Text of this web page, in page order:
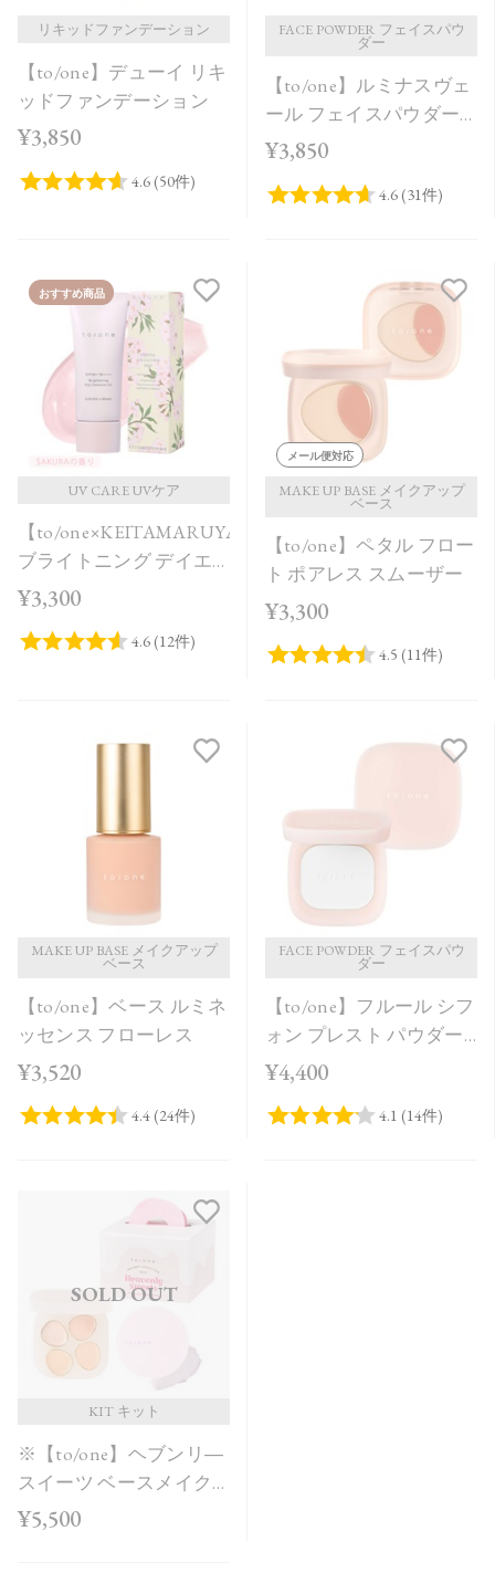
リキッドファンデーション
【to/one】デューイ リキ
ッドファンデーション
¥3,850
FACE POWDER フェイスパウ
ダー
【to/one】ルミナスヴェ
ール フェイスパウダー
＜全2色＞
¥3,850
おすすめ商品
UV CARE UVケア
【to/one×KEITAMARUYAMA】
ブライトニング デイエ
ッセンス UV SAKURA in
¥3,300
メール便対応
MAKE UP BASE メイクアップ
ベース
【to/one】ペタル フロー
ト ポアレス スムーザー
¥3,300
MAKE UP BASE メイクアップ
ベース
【to/one】ベース ルミネ
ッセンス フローレス
¥3,520
FACE POWDER フェイスパウ
ダー
【to/one】フルール シフ
ォン プレスト パウダー
［00］
¥4,400
SOLD OUT
KIT キット
※【to/one】ヘブンリ―
スイーツ ベースメイク
ボックス＜Holiday
¥5,500